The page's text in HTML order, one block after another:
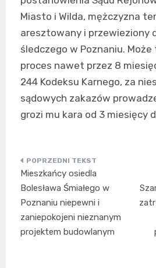
Miasto i Wilda, mężczyzna
aresztowany i przewieziony
śledczego w Poznaniu.
proces nawet przez 8
244 Kodeksu Karnego, za
sądowych zakazów
grozi mu kara od 3 miesięcy
Nawigacja
wpisu
Mieszkańcy osiedla
Bolesława Śmiałego w
Poznaniu niepewni i
zaniepokojeni nieznanym
projektem budowlanym